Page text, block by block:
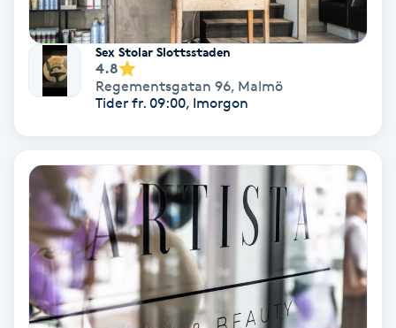
LPG-behandling
LPG-massage
Lymfmassage
Läpptatuering
Makeup
Sex Stolar Slottsstaden
4.8
Regementsgatan 96, Malmö
Tider fr. 09:00, Imorgon